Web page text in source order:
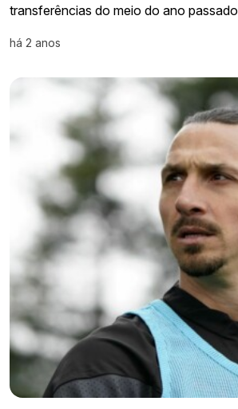
transferências do meio do ano passado
há 2 anos